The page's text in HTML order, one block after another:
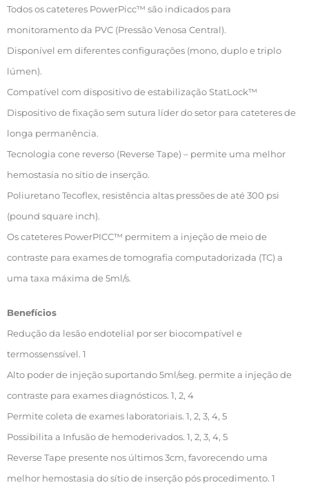
Todos os cateteres PowerPicc™ são indicados para
monitoramento da PVC (Pressão Venosa Central).
Disponível em diferentes configurações (mono, duplo e triplo
lúmen).
Compatível com dispositivo de estabilização StatLock™
Dispositivo de fixação sem sutura líder do setor para cateteres de
longa permanência.
Tecnologia cone reverso (Reverse Tape) – permite uma melhor
hemostasia no sítio de inserção.
Poliuretano Tecoflex, resistência altas pressões de até 300 psi
(pound square inch).
Os cateteres PowerPICC™ permitem a injeção de meio de
contraste para exames de tomografia computadorizada (TC) a
uma taxa máxima de 5ml/s.
Benefícios
Redução da lesão endotelial por ser biocompatível e
termossenssível. 1
Alto poder de injeção suportando 5ml/seg. permite a injeção de
contraste para exames diagnósticos. 1, 2, 4
Permite coleta de exames laboratoriais. 1, 2, 3, 4, 5
Possibilita a Infusão de hemoderivados. 1, 2, 3, 4, 5
Reverse Tape presente nos últimos 3cm, favorecendo uma
melhor hemostasia do sítio de inserção pós procedimento. 1